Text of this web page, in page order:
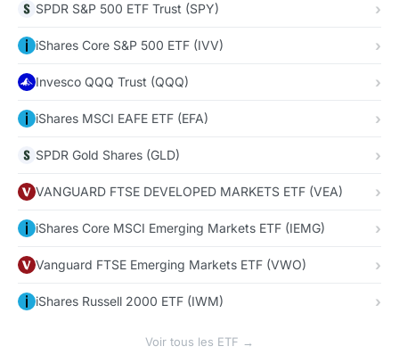
SPDR S&P 500 ETF Trust (SPY)
iShares Core S&P 500 ETF (IVV)
Invesco QQQ Trust (QQQ)
iShares MSCI EAFE ETF (EFA)
SPDR Gold Shares (GLD)
VANGUARD FTSE DEVELOPED MARKETS ETF (VEA)
iShares Core MSCI Emerging Markets ETF (IEMG)
Vanguard FTSE Emerging Markets ETF (VWO)
iShares Russell 2000 ETF (IWM)
Voir tous les ETF →